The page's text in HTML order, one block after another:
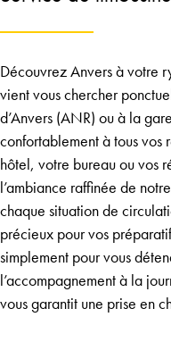
Découvrez Anvers à votre
vient vous chercher
d’Anvers (ANR) ou à la
confortablement à tous
hôtel, votre bureau ou vos
l’ambiance raffinée de
chaque situation de
précieux pour vos
simplement pour vous
l’accompagnement à la
vous garantit une prise en